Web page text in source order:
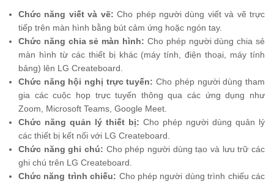
Chức năng viết và vẽ: Cho phép người dùng viết và vẽ trực
tiếp trên màn hình bằng bút cảm ứng hoặc ngón tay.
Chức năng chia sẻ màn hình: Cho phép người dùng chia sẻ
màn hình từ các thiết bị khác (máy tính, điện thoại, máy tính
bảng) lên LG Createboard.
Chức năng hội nghị trực tuyến: Cho phép người dùng tham
gia các cuộc họp trực tuyến thông qua các ứng dụng như
Zoom, Microsoft Teams, Google Meet.
Chức năng quản lý thiết bị: Cho phép người dùng quản lý
các thiết bị kết nối với LG Createboard.
Chức năng ghi chú: Cho phép người dùng tạo và lưu trữ các
ghi chú trên LG Createboard.
Chức năng trình chiếu: Cho phép người dùng trình chiếu các